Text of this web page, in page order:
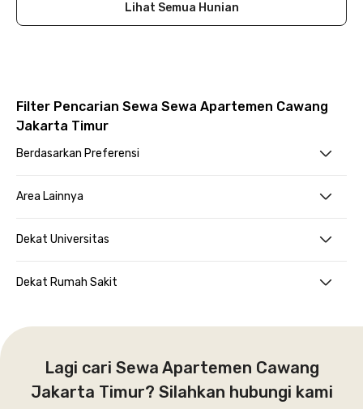
Lihat Semua Hunian
Filter Pencarian Sewa Sewa Apartemen Cawang
Jakarta Timur
Berdasarkan Preferensi
Area Lainnya
Dekat Universitas
Dekat Rumah Sakit
Lagi cari Sewa Apartemen Cawang
Jakarta Timur? Silahkan hubungi kami